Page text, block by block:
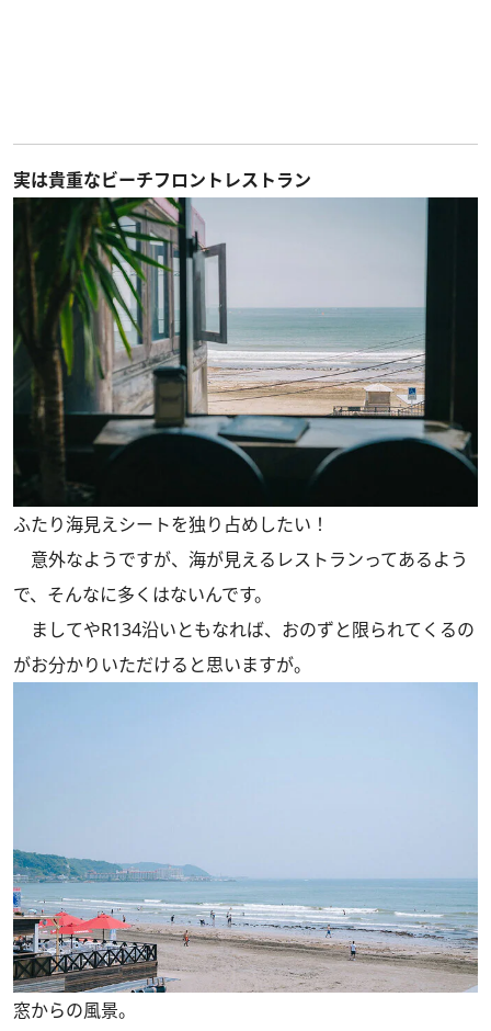
実は貴重なビーチフロントレストラン
ふたり海見えシートを独り占めしたい！
意外なようですが、海が見えるレストランってあるよう
で、そんなに多くはないんです。
ましてやR134沿いともなれば、おのずと限られてくるの
がお分かりいただけると思いますが。
窓からの風景。